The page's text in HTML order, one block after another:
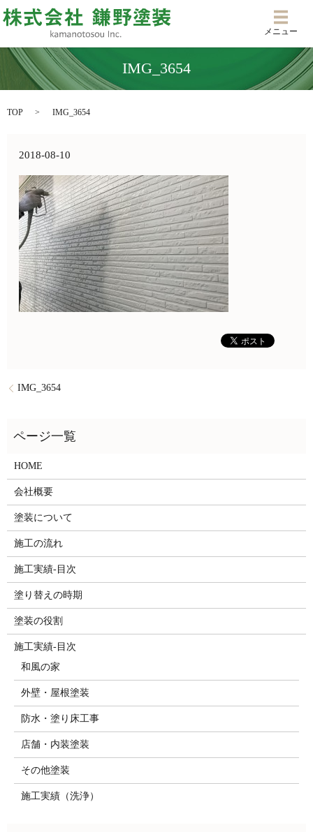
メニ
メニュー
IMG_3654
TOP IMG_3654
2018-08-10
IMG_3654
HOME
会社概要
塗装について
施工の流れ
施工実績-目次
塗り替えの時期
塗装の役割
施工実績-目次
和風の家
外壁・屋根塗装
防水・塗り床工事
店舗・内装塗装
その他塗装
施工実績（洗浄）